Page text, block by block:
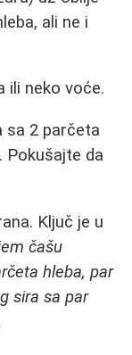
ali ne i
ili neko voće.
sa 2 parčeta
Pokušajte da
Ključ je u
čašu
hleba, par
sira sa par